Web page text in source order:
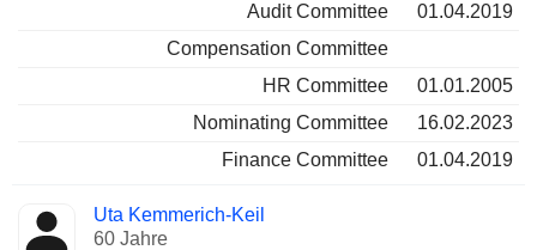
Audit Committee
01.04.2019
Compensation Committee
HR Committee
01.01.2005
Nominating Committee
16.02.2023
Finance Committee
01.04.2019
Uta Kemmerich-Keil
60 Jahre